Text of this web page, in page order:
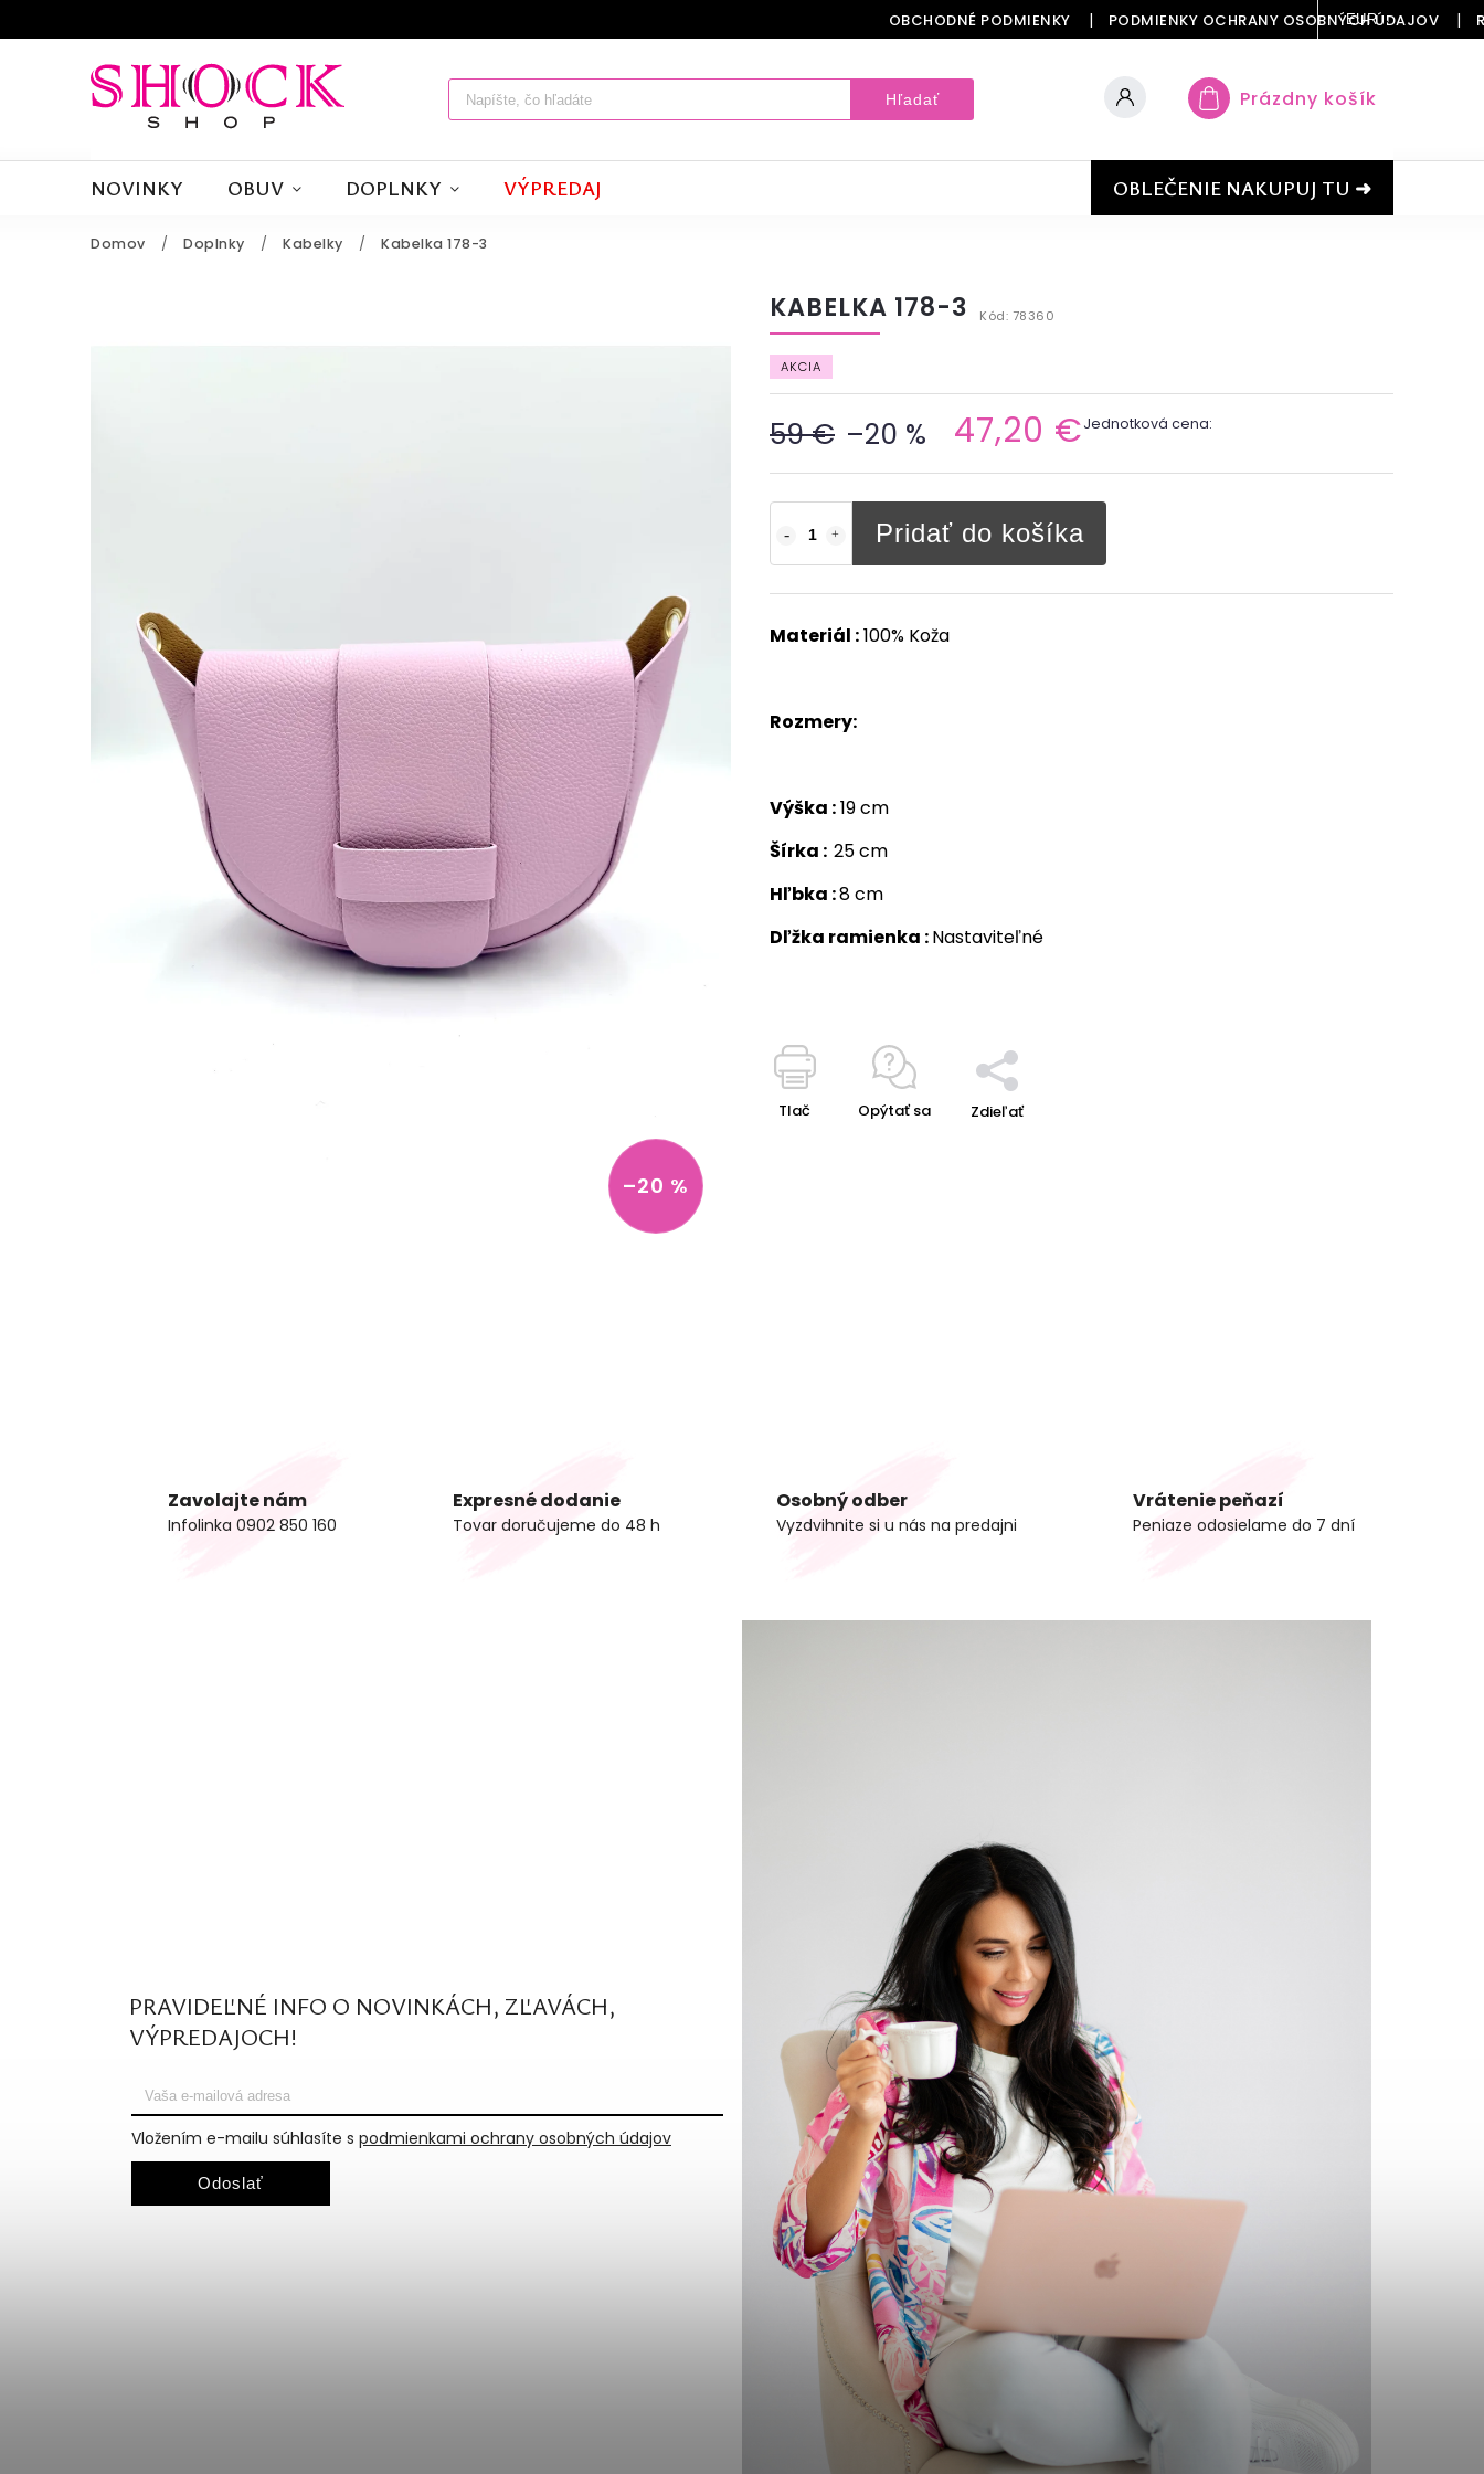
OBCHODNÉ PODMIENKY PODMIENKY OCHRANY OSOBNÝCH ÚDAJOV
EUR
Hľadať Prázdny košík
NOVINKY OBUV DOPLNKY VÝPREDAJ OBLEČENIE NAKUPUJ TU ➜
Domov / Doplnky / Kabelky / Kabelka 178-3
–20 %
KABELKA 178-3 Kód: 78360
AKCIA
59 € –20 % 47,20 €Jednotková cena:
Pridať do košíka
Materiál :100% Koža
Rozmery:
Výška :19cm
Šírka : 25 cm
Hľbka :8 cm
Dľžka ramienka :Nastaviteľné
Tlač Opýtať sa Zdieľať
Zavolajte nám
Infolinka 0902 850 160
Expresné dodanie
Tovar doručujeme do 48 h
Osobný odber
Vyzdvihnite si u nás na predajni
Vrátenie peňazí
Peniaze odosielame do 7 dní
PRAVIDEĽNÉ INFO O NOVINKÁCH, ZĽAVÁCH,
VÝPREDAJOCH!
Vložením e-mailu súhlasíte s podmienkami ochrany osobných údajov
Odoslať